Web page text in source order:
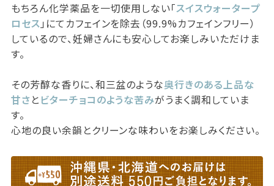
もちろん化学薬品を一切使用しない「スイスウォータープ
ロセス 」にてカフェインを除去（99.9%カフェインフリー）
しているので、妊婦さんにも安心してお楽しみいただけま
す。
その芳醇な香りに、和三盆のような奥行きのある上品な
甘さ と ビターチョコのような苦みがうまく調和していま
す。
心地の良い余韻とクリーンな味わいをお楽しみください。